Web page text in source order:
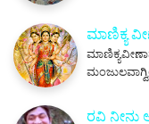
ಮಾಣಿಕ್ಯ
ರವಿ